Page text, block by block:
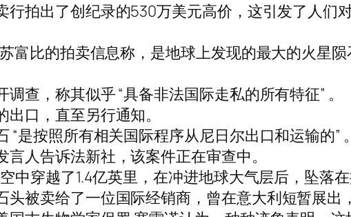
行拍出了创纪录的530万美元高价，这引发了人们
富比的拍卖信息称，是地球上发现的最大的火星
查，称其似乎 “具备非法国际走私的所有特征” 。
口，直至另行通知。
是按照所有相关国际程序从尼日尔出口和运输的” 。
人告诉法新社，该案件正在审查中。
中穿越了1.4亿英里，在冲进地球大气层后，坠落
被卖给了一位国际经销商，曾在意大利短暂展出